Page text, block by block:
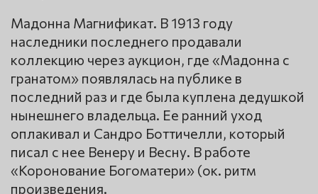
Мадонна Магнификат. В 1913 году
наследники последнего продавали
коллекцию через аукцион, где «Мадонна с
гранатом» появлялась на публике в
последний раз и где была куплена дедушкой
нынешнего владельца. Ее ранний уход
оплакивал и Сандро Боттичелли, который
писал с нее Венеру и Весну. В работе
«Коронование Богоматери» (ок. ритм
произведения.